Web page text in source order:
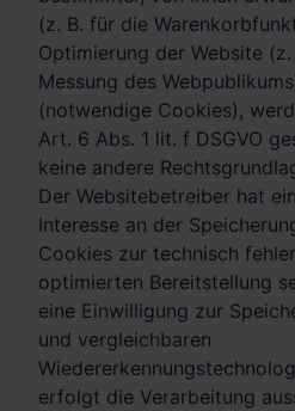
(z. B. für die
Optimierung der Website
Messung des
(notwendige Cookies),
Art. 6 Abs. 1 lit. f DSGVO
keine andere
Der Websitebetreiber hat
Interesse an der
Cookies zur technisch
optimierten Bereitstellung
eine Einwilligung zur
und vergleichbaren
erfolgt die Verarbeitung